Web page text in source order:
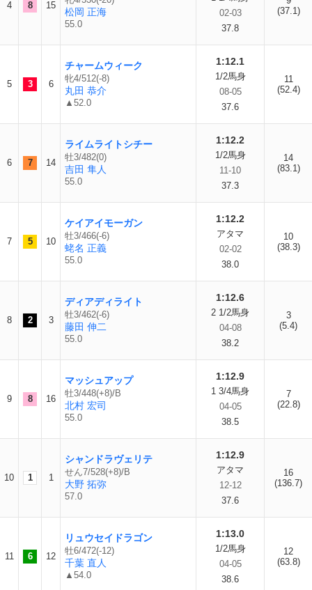
4 8 15
松岡 正海
55.0
02-03
37.8
(37.1)
5 3 6
チャームウィーク
牝4/512(-8)
丸田 恭介
▲52.0
1:12.1
1/2馬身
08-05
37.6
11
(52.4)
6 7 14
ライムライトシチー
牡3/482(0)
吉田 隼人
55.0
1:12.2
1/2馬身
11-10
37.3
14
(83.1)
7 5 10
ケイアイモーガン
牡3/466(-6)
蛯名 正義
55.0
1:12.2
アタマ
02-02
38.0
10
(38.3)
8 2 3
ディアディライト
牡3/462(-6)
藤田 伸二
55.0
1:12.6
2 1/2馬身
04-08
38.2
3
(5.4)
9 8 16
マッシュアップ
牡3/448(+8)/B
北村 宏司
55.0
1:12.9
1 3/4馬身
04-05
38.5
7
(22.8)
10 1 1
シャンドラヴェリテ
せん7/528(+8)/B
大野 拓弥
57.0
1:12.9
アタマ
12-12
37.6
16
(136.7)
11 6 12
リュウセイドラゴン
牡6/472(-12)
千葉 直人
▲54.0
1:13.0
1/2馬身
04-05
38.6
12
(63.8)